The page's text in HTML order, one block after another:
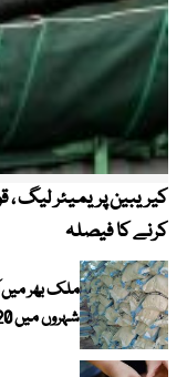
کرنے کا فیصلہ
ملک بھر
شہروں میں 20 کلو تھیلا 100 روپے تک مہنگا